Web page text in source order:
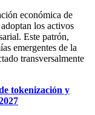
económica de
los activos
Este patrón,
emergentes de la
transversalmente
tokenización y